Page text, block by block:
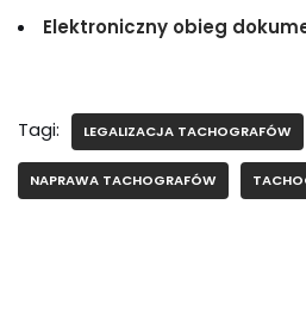
Elektroniczny obieg
Tagi: LEGALIZACJA TACHOGRAFÓW
NAPRAWA TACHOGRAFÓW